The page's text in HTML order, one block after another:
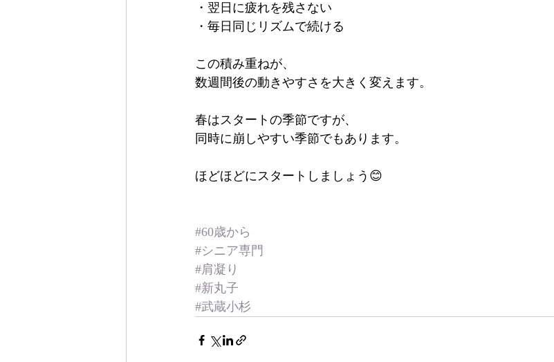
・翌日に疲れを残さない
・毎日同じリズムで続ける
この積み重ねが、
数週間後の動きやすさを大きく変えます。
春はスタートの季節ですが、
同時に崩しやすい季節でもあります。
ほどほどにスタートしましょう😊
#60歳から
#シニア専門
#肩凝り
#新丸子
#武蔵小杉